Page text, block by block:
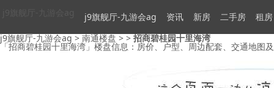
j9旗舰厅-九游会ag 资讯 新房 二手房
租房
j9旗舰厅-九游会ag>南通楼盘> >招商碧桂园十里海湾
「招商碧桂园十里海湾」楼盘信息：房价、户型、周边配套、交通地图